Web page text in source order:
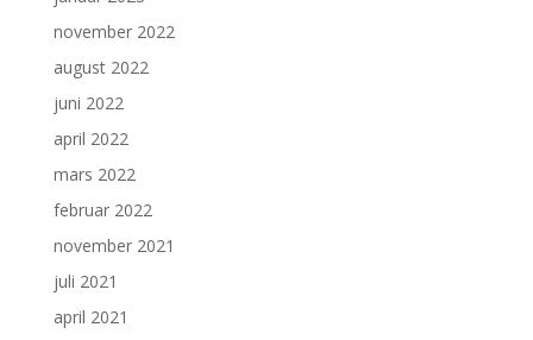
november 2022
august 2022
juni 2022
april 2022
mars 2022
februar 2022
november 2021
juli 2021
april 2021